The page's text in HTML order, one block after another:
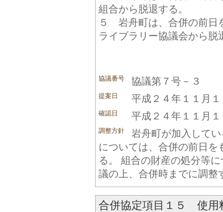
組合から脱退する。
５ 岩舟町は、合併の前日
ライブラリー協議会から脱
協議番号 協議第７号－３
提案日 平成２４年１１月
確認日 平成２４年１１月
調整方針
岩舟町が加入して
については、合併の前日
る。 組合の財産の処分等
議の上、合併時までに調整
合併協定項目１５ 使用